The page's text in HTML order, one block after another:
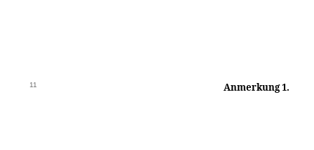
11 Anmerkung 1.